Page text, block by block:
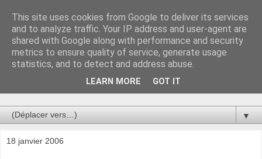
Au bistro !
La connerie étant le seul chemin susceptible de nous faire
entrevoir une parcelle de vérité, utilisons la par des moyens
de communication efficaces. Le temps qu'on remplisse nos
▼
18 janvier 2006
This site uses cookies from Google to deliver its services
and to analyze traffic. Your IP address and user-agent are
shared with Google along with performance and security
metrics to ensure quality of service, generate usage
statistics, and to detect and address abuse.
LEARN MORE GOT IT